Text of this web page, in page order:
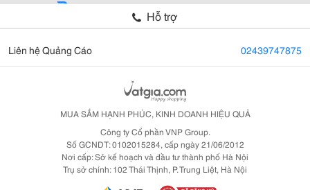
Hỗ trợ
Liên hệ Quảng Cáo 02439747875
MUA SẮM HẠNH PHÚC, KINH DOANH HIỆU QUẢ
Công ty Cổ phần VNP Group.
Số GCNDT: 0102015284, cấp ngày 21/06/2012
Nơi cấp: Sở kế hoạch và đầu tư thành phố Hà Nội
Trụ sở chính: 102 Thái Thịnh, P. Trung Liệt, Hà Nội